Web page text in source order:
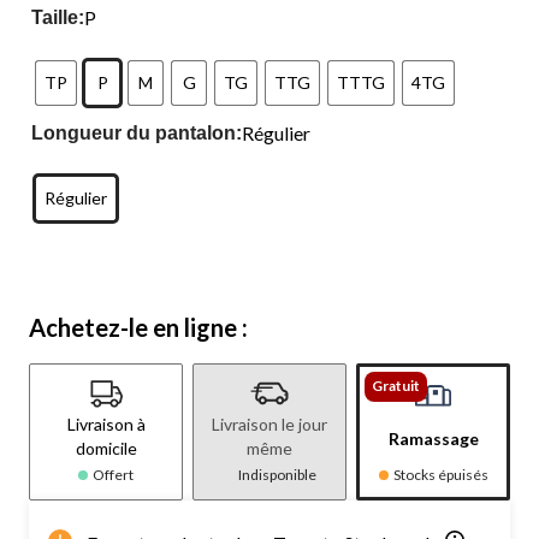
Taille:P
TP P M G TG TTG TTTG 4TG
Longueur du pantalon:Régulier
Régulier
Achetez-le en ligne :
Livraison à
domicile
Offert
Livraison le jour
même
Indisponible
Gratuit
Ramassage
Stocks épuisés